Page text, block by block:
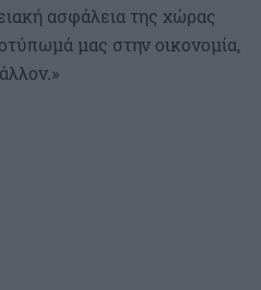
ασφάλεια της χώρας
μας στην οικονομία,